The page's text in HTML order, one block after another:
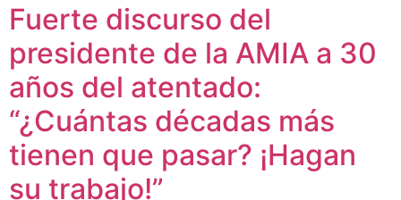
Fuerte discurso del
presidente de la AMIA a 30
años del atentado:
“¿Cuántas décadas más
tienen que pasar? ¡Hagan
su trabajo!”